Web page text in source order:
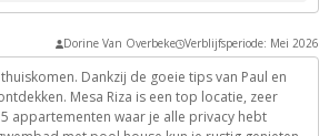
Dorine Van Overbeke Verblijfsperiode: Mei 2026
Dankzij de goeie tips van Paul en
Mesa Riza is een top locatie, zeer
appartementen waar je alle privacy hebt